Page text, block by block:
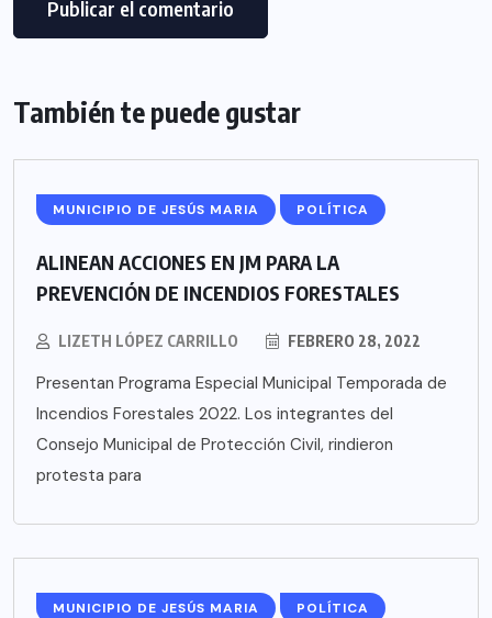
También te puede gustar
MUNICIPIO DE JESÚS MARIA POLÍTICA
ALINEAN ACCIONES EN JM PARA LA
PREVENCIÓN DE INCENDIOS FORESTALES
LIZETH LÓPEZ CARRILLO FEBRERO 28, 2022
Presentan Programa Especial Municipal Temporada de
Incendios Forestales 2022. Los integrantes del
Consejo Municipal de Protección Civil, rindieron
protesta para
MUNICIPIO DE JESÚS MARIA POLÍTICA